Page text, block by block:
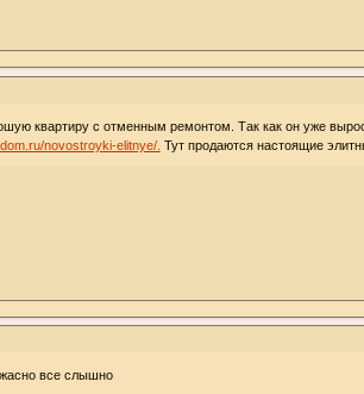
квартиру с отменным ремонтом. Так как он уже
novostroyki-elitnye/. Тут продаются настоящие
все слышно